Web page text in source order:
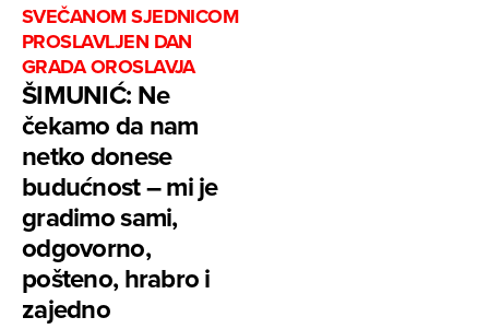
SVEČANOM SJEDNICOM
PROSLAVLJEN DAN
GRADA OROSLAVJA
ŠIMUNIĆ: Ne
čekamo da nam
netko donese
budućnost – mi je
gradimo sami,
odgovorno,
pošteno, hrabro i
zajedno